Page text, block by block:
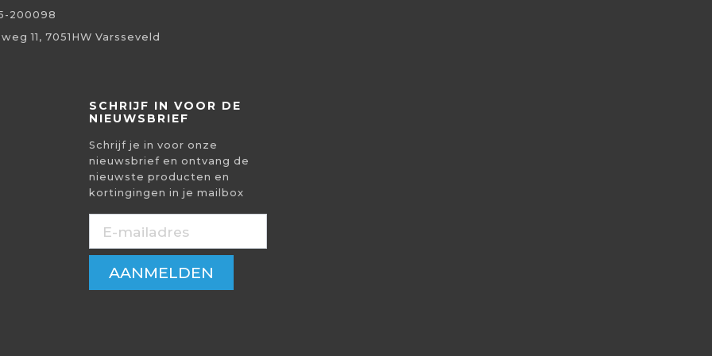
200098
11, 7051HW Varsseveld
SCHRIJF IN VOOR DE
NIEUWSBRIEF
Schrijf je in voor onze
nieuwsbrief en ontvang de
nieuwste producten en
kortingingen in je mailbox
AANMELDEN